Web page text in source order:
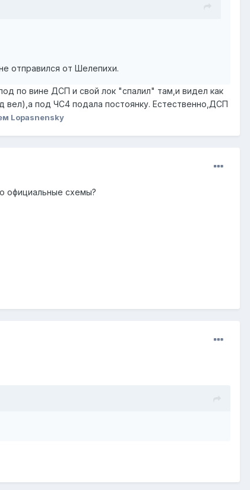
отправился от Шелепихи.
по вине ДСП и свой лок "спалил" там,и видел как
вел),а под ЧС4 подала постоянку. Естественно,ДСП
Lopasnensky
официальные схемы?